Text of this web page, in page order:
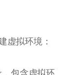
虚拟环境：
包含虚拟环